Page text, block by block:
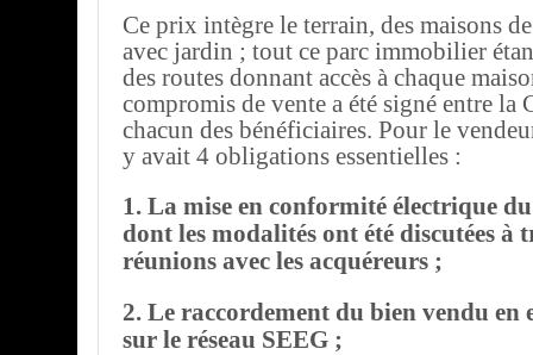
Ce prix intègre le terrain, des maisons
avec jardin ; tout ce parc immobilier
des routes donnant accès à chaque
compromis de vente a été signé entre la
chacun des bénéficiaires. Pour le
y avait 4 obligations essentielles :
1. La mise en conformité électrique
dont les modalités ont été discutées à
réunions avec les acquéreurs ;
2. Le raccordement du bien vendu en
sur le réseau SEEG ;